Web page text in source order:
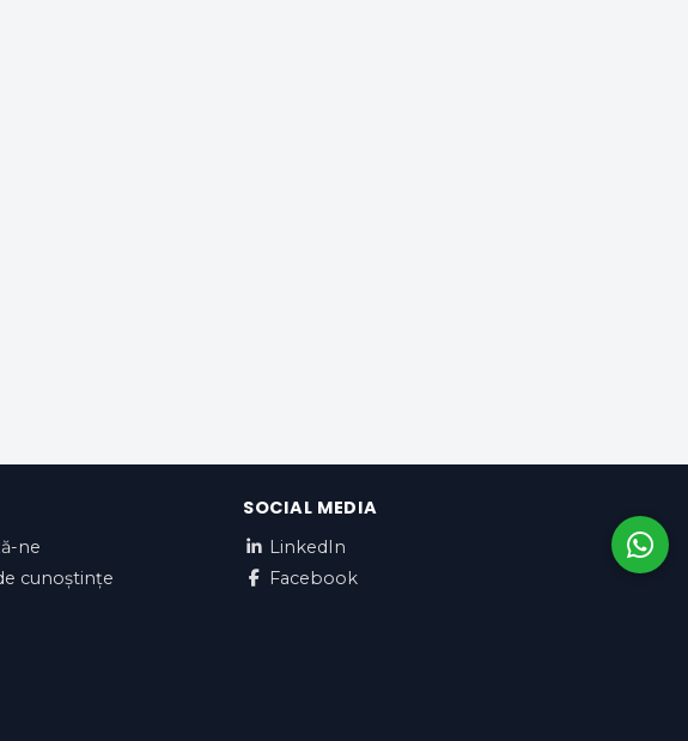
ne
cunoștințe
SOCIAL MEDIA
LinkedIn
Facebook